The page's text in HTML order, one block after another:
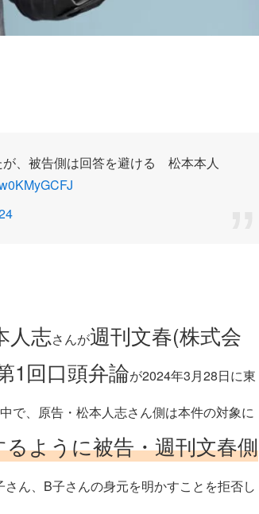
、被告側は回答を避ける 松本本人
人志さんが週刊文春(株式会
1回口頭弁論が2024年3月28日に東
で、原告・松本人志さん側は本件の対象に
ように被告・週刊文春側
ん、B子さんの身元を明かすことを拒否し